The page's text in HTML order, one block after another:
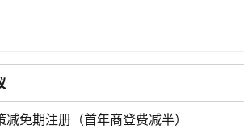
减免期注册（首年商登费减半）